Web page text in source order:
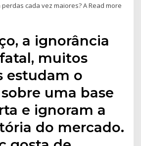
cada vez maiores? A Read more
a ignorância
muitos
estudam o
uma base
e ignoram a
do mercado.